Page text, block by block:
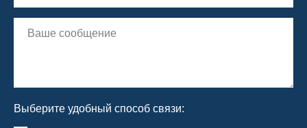
Выберите удобный способ связи: